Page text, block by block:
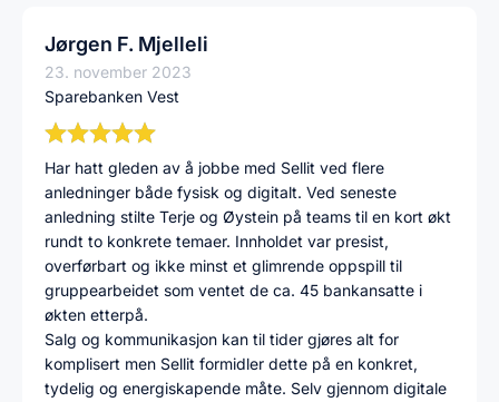
Jørgen F. Mjelleli
23. november 2023
Sparebanken Vest
Har hatt gleden av å jobbe med Sellit ved flere
anledninger både fysisk og digitalt. Ved seneste
anledning stilte Terje og Øystein på teams til en kort økt
rundt to konkrete temaer. Innholdet var presist,
overførbart og ikke minst et glimrende oppspill til
gruppearbeidet som ventet de ca. 45 bankansatte i
økten etterpå.
Salg og kommunikasjon kan til tider gjøres alt for
komplisert men Sellit formidler dette på en konkret,
tydelig og energiskapende måte. Selv gjennom digitale